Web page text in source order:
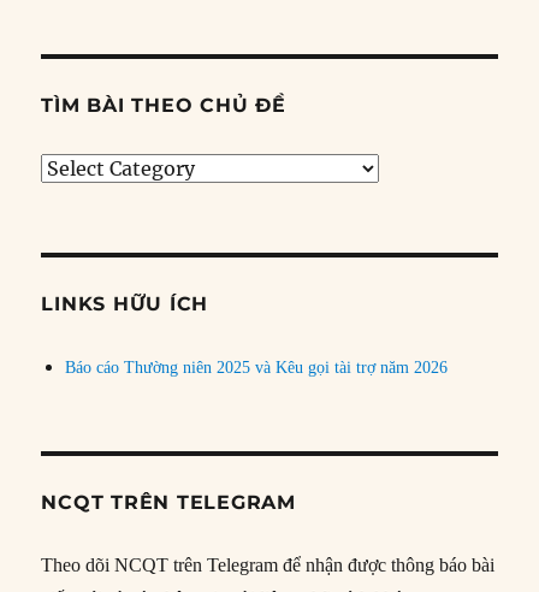
TÌM BÀI THEO CHỦ ĐỀ
Tìm
đề
LINKS HỮU ÍCH
Báo cáo Thường niên 2025 và Kêu gọi tài trợ năm 2026
NCQT TRÊN TELEGRAM
Theo dõi NCQT trên Telegram để nhận được thông báo bài